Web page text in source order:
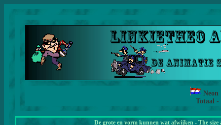
Neon
Totaal -
De grote en vorm kunnen wat afwijken - The